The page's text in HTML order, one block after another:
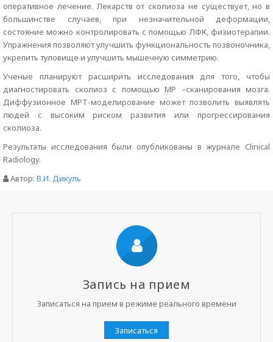
оперативное лечение. Лекарств от сколиоза не существует, но в
большинстве случаев, при незначительной деформации,
состояние можно контролировать с помощью ЛФК, физиотерапии.
Упражнения позволяют улучшить функциональность позвоночника,
укрепить туловище и улучшить мышечную симметрию.
Ученые планируют расширить исследования для того, чтобы
диагностировать сколиоз с помощью МР –сканирования мозга.
Диффузионное МРТ-моделирование может позволить выявлять
людей с высоким риском развития или прогрессирования
сколиоза.
Результаты исследования были опубликованы в журнале Clinical
Radiology.
Автор: В.И. Дикуль
Запись на прием
Записаться на прием в режиме реального времени
Записаться